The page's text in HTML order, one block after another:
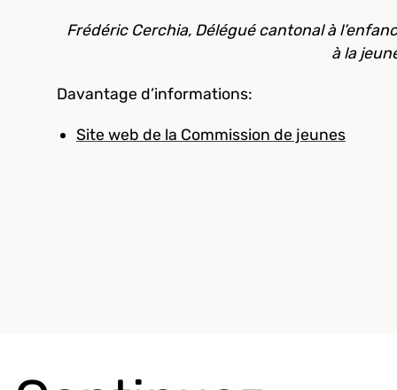
Frédéric Cerchia, Délégué cantonal à
à la
Davantage d’informations:
Site web de la Commission de jeunes